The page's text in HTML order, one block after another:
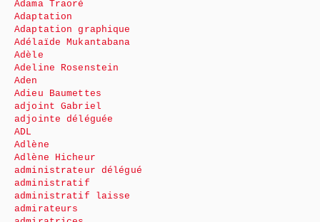
Adama Traoré
Adaptation
Adaptation graphique
Adélaïde Mukantabana
Adèle
Adeline Rosenstein
Aden
Adieu Baumettes
adjoint Gabriel
adjointe déléguée
ADL
Adlène
Adlène Hicheur
administrateur délégué
administratif
administratif laisse
admirateurs